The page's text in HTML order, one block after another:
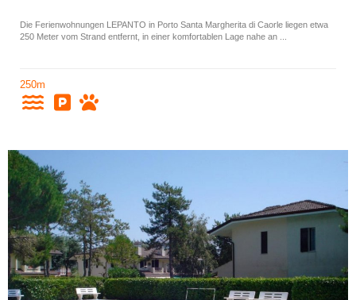
Die Ferienwohnungen LEPANTO in Porto Santa Margherita di Caorle liegen etwa
250 Meter vom Strand entfernt, in einer komfortablen Lage nahe an ...
250m